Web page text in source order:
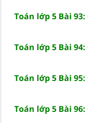
Toán lớp 5 Bài
Toán lớp 5 Bài
Toán lớp 5 Bài
Toán lớp 5 Bài